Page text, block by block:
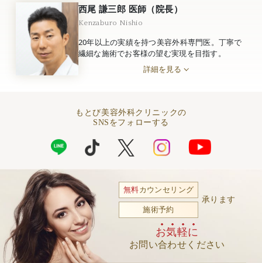
西尾 謙三郎 医師（院長）
Kenzaburo Nishio
20年以上の実績を持つ美容外科専門医。丁寧で
繊細な施術でお客様の望む実現を目指す。
詳細を見る
もとび美容外科クリニックの
SNSをフォローする
無料カウンセリング
施術予約
承ります
お気軽に
お問い合わせください